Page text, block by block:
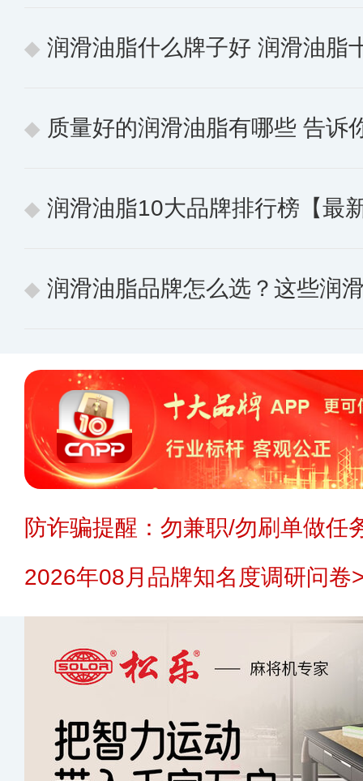
润滑油脂什么牌子好 润滑油脂
质量好的润滑油脂有哪些 告诉你好用
润滑油脂10大品牌排行榜【最
润滑油脂品牌怎么选？这些润滑油
防诈骗提醒：勿兼职/勿刷单做任
2026年08月品牌知名度调研问卷